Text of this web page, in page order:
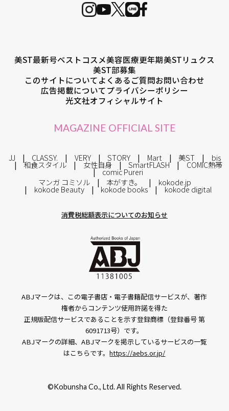
美ST最新号ベストコスメ美容医療更年期美STリュクス
美ST部募集
このサイトについてよくあるご質問お問い合わせ
広告掲載についてプライバシーポリシー
光文社オフィシャルサイト
MAGAZINE OFFICIAL SITE
JJ CLASSY. VERY STORY Mart 美ST bis
和食スタイル 女性自身 SmartFLASH COMIC熱帯
comic Pureri
マンガ コミソル
本がすき。 kokode.jp
kokode Beauty kokode books kokode digital
消費税総額表示についてのお知らせ
ABJマークは、この電子書店・電子書籍配信サービスが、著作
権者からコンテンツ使用許諾を得た
正規版配信サービスであることを示す登録商標（登録番号 第
6091713号）です。
ABJマークの詳細、ABJマークを掲示しているサービスの一覧
はこちらです。https://aebs.or.jp/
©Kobunsha Co., Ltd. All Rights Reserved.